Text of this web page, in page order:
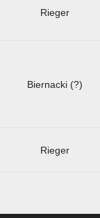
Rieger
Biernacki (?)
Rieger